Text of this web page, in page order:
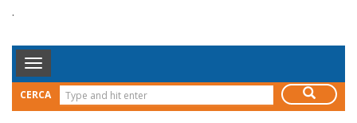
.
Toggle
Navigation
CERCA